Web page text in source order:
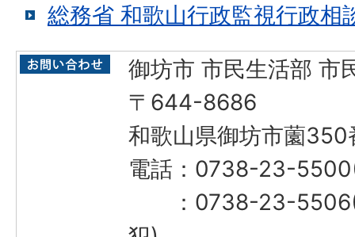
総務省 和歌山行政監視行政相
御坊市 市民生活部 市
〒644-8686
和歌山県御坊市薗350
電話：0738-23-
：0738-23-5506(